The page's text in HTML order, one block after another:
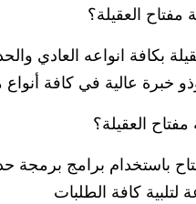
العقيلة؟
بكافة انواعه العادي
خبرة عالية في كافة أنواع
العقيلة؟
باستخدام برامج برمجة